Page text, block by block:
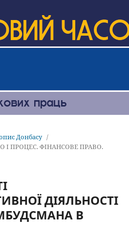
Донбасу /
І ПРОЦЕС. ФІНАНСОВЕ ПРАВО.
ДІЯЛЬНОСТІ
В